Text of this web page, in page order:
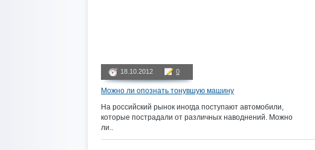
18.10.2012 0
Можно ли опознать тонувшую машину
На российский рынок иногда поступают автомобили,
которые пострадали от различных наводнений. Можно
ли..